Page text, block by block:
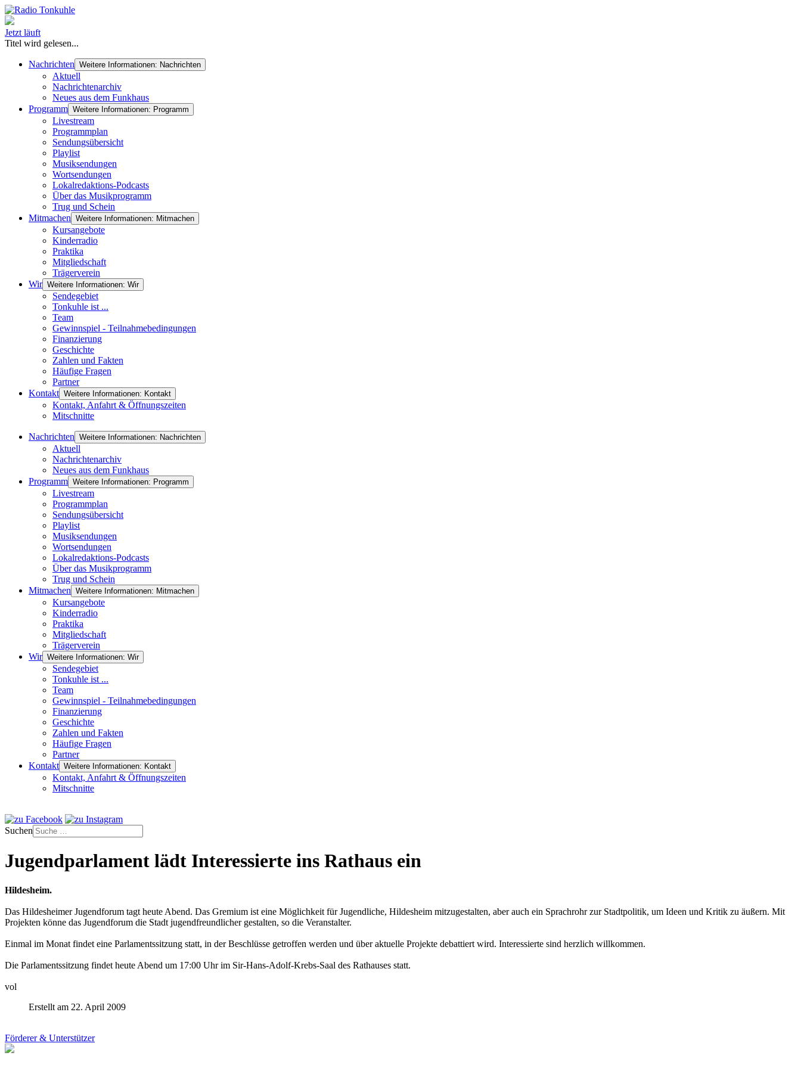
Jetzt läuft
Titel wird gelesen...
Nachrichten Weitere Informationen: Nachrichten
Aktuell
Nachrichtenarchiv
Neues aus dem Funkhaus
Programm Weitere Informationen: Programm
Livestream
Programmplan
Sendungsübersicht
Playlist
Musiksendungen
Wortsendungen
Lokalredaktions-Podcasts
Über das Musikprogramm
Trug und Schein
Mitmachen Weitere Informationen: Mitmachen
Kursangebote
Kinderradio
Praktika
Mitgliedschaft
Trägerverein
Wir Weitere Informationen: Wir
Sendegebiet
Tonkuhle ist ...
Team
Gewinnspiel - Teilnahmebedingungen
Finanzierung
Geschichte
Zahlen und Fakten
Häufige Fragen
Partner
Kontakt Weitere Informationen: Kontakt
Kontakt, Anfahrt & Öffnungszeiten
Mitschnitte
Nachrichten Weitere Informationen: Nachrichten
Aktuell
Nachrichtenarchiv
Neues aus dem Funkhaus
Programm Weitere Informationen: Programm
Livestream
Programmplan
Sendungsübersicht
Playlist
Musiksendungen
Wortsendungen
Lokalredaktions-Podcasts
Über das Musikprogramm
Trug und Schein
Mitmachen Weitere Informationen: Mitmachen
Kursangebote
Kinderradio
Praktika
Mitgliedschaft
Trägerverein
Wir Weitere Informationen: Wir
Sendegebiet
Tonkuhle ist ...
Team
Gewinnspiel - Teilnahmebedingungen
Finanzierung
Geschichte
Zahlen und Fakten
Häufige Fragen
Partner
Kontakt Weitere Informationen: Kontakt
Kontakt, Anfahrt & Öffnungszeiten
Mitschnitte
Suchen
Jugendparlament lädt Interessierte ins Rathaus ein
Hildesheim.
Das Hildesheimer Jugendforum tagt heute Abend. Das Gremium ist eine Möglichkeit für Jugendliche, Hildesheim mitzugestalten, aber auch ein Sprachrohr zur Stadtpolitik, um Ideen und Kritik zu äußern. Mit
Projekten könne das Jugendforum die Stadt jugendfreundlicher gestalten, so die Veranstalter.
Einmal im Monat findet eine Parlamentssitzung statt, in der Beschlüsse getroffen werden und über aktuelle Projekte debattiert wird. Interessierte sind herzlich willkommen.
Die Parlamentssitzung findet heute Abend um 17:00 Uhr im Sir-Hans-Adolf-Krebs-Saal des Rathauses statt.
vol
Erstellt am 22. April 2009
Förderer & Unterstützer